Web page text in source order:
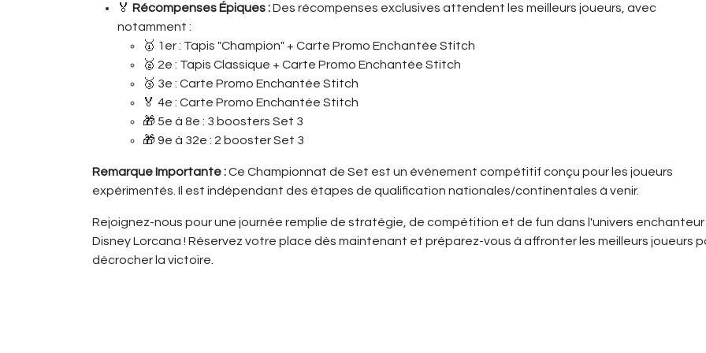
🏅 Récompenses Épiques :Des récompenses exclusives attendent les meilleurs joueurs, avec
notamment :
🥇 1er : Tapis "Champion" + Carte Promo Enchantée Stitch
🥈 2e : Tapis Classique + Carte Promo Enchantée Stitch
🥉 3e : Carte Promo Enchantée Stitch
🏅 4e : Carte Promo Enchantée Stitch
🎁 5e à 8e : 3 boosters Set 3
🎁 9e à 32e : 2 booster Set 3
Remarque Importante :Ce Championnat de Set est un événement compétitif conçu pour les joueurs
expérimentés. Il est indépendant des étapes de qualification nationales/continentales à venir.
Rejoignez-nous pour une journée remplie de stratégie, de compétition et de fun dans l'univers enchanteur
Disney Lorcana ! Réservez votre place dès maintenant et préparez-vous à affronter les meilleurs joueurs
décrocher la victoire.